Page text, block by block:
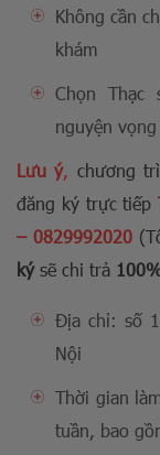
Không cần
khám
Chọn Thạc
nguyện vọng
Lưu ý, chương
đăng ký trực tiếp
– 0829992020
kýsẽ chi trả
Địa chỉ: số
Nội
Thời gian
tuần, bao